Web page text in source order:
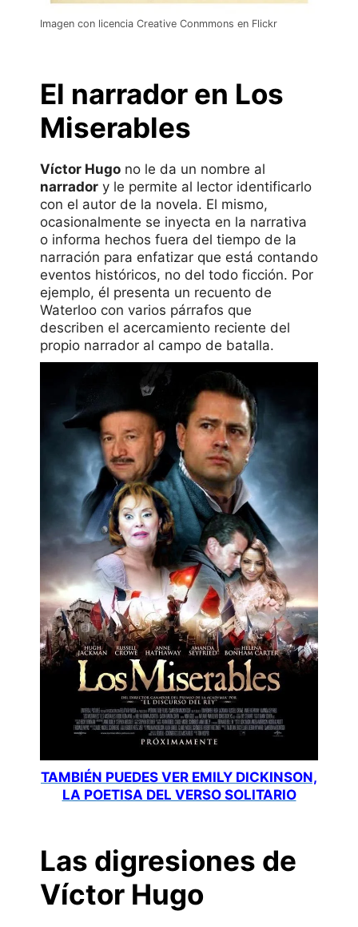
Imagen con licencia Creative Conmmons en Flickr
El narrador en Los
Miserables
Víctor Hugo no le da un nombre al
narrador y le permite al lector identificarlo
con el autor de la novela. El mismo,
ocasionalmente se inyecta en la narrativa
o informa hechos fuera del tiempo de la
narración para enfatizar que está contando
eventos históricos, no del todo ficción. Por
ejemplo, él presenta un recuento de
Waterloo con varios párrafos que
describen el acercamiento reciente del
propio narrador al campo de batalla.
TAMBIÉN PUEDES VER EMILY DICKINSON,
LA POETISA DEL VERSO SOLITARIO
Las digresiones de
Víctor Hugo